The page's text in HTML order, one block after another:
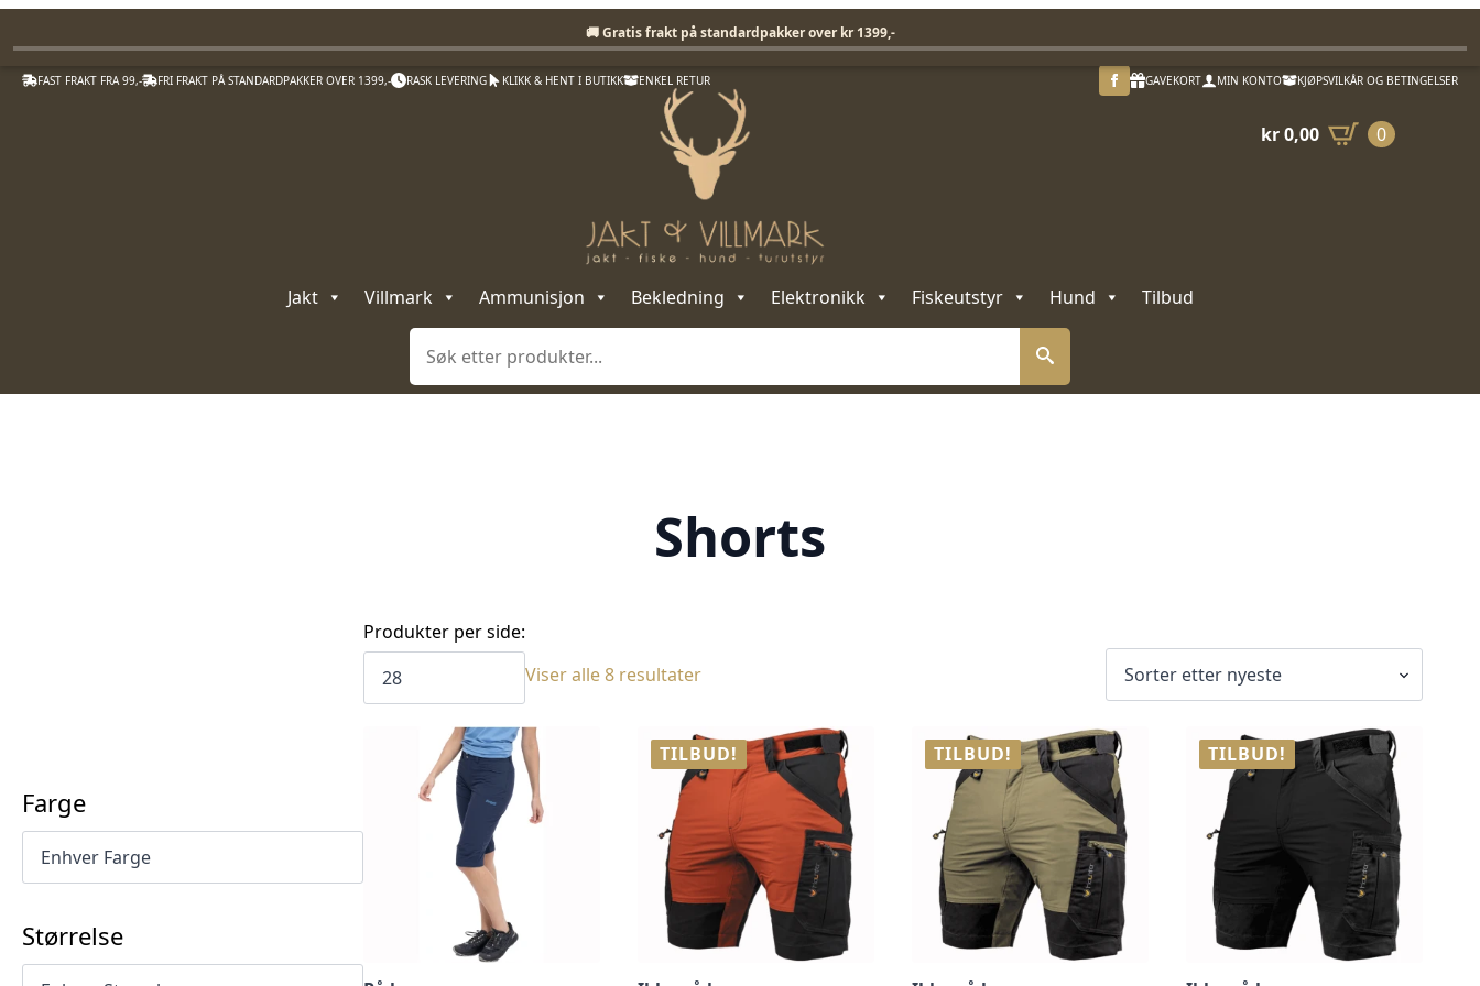
Fri frakt på standardpakker over 1399,-
FAST FRAKT FRA 99,- FRI FRAKT PÅ STANDARDPAKKER OVER 1399,- RASK LEVERING KLIKK & HENT I BUTIKK ENKEL RETUR GAVEKORT MIN KONTO KJØPSVILKÅR OG BETINGELSER
kr0,00 0
Jakt Villmark Ammunisjon Bekledning Elektronikk Fiskeutstyr Hund
Tilbud
Søk
Shorts
Farge
Størrelse
Produkter per side:
Viser alle 8 resultaterSortert
TILBUD! TILBUD! TILBUD!
🚚 Gratis frakt på standardpakker over kr 1399,-